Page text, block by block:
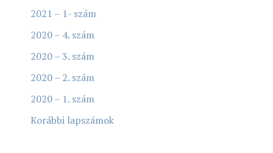
2021 – 1- szám
2020 – 4. szám
2020 – 3. szám
2020 – 2. szám
2020 – 1. szám
Korábbi lapszámok